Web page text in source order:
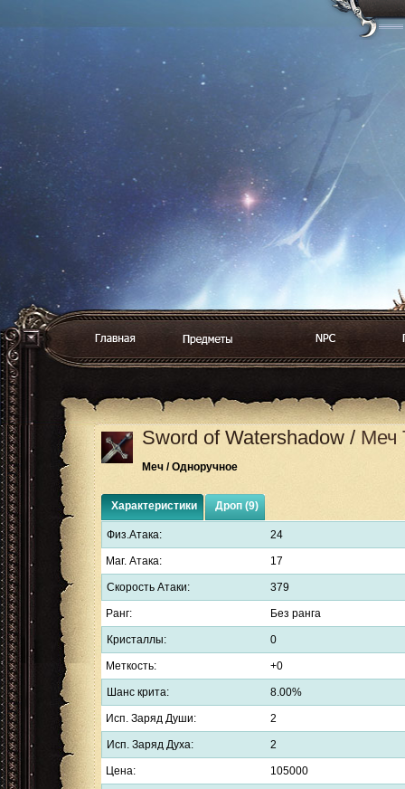
Sword of Watershadow / Меч
Меч / Одноручное
Характеристики Дроп (9)
Физ.Атака: 24
Маг. Атака: 17
Скорость Атаки: 379
Ранг: Без ранга
Кристаллы: 0
Меткость: +0
Шанс крита: 8.00%
Исп. Заряд Души: 2
Исп. Заряд Духа: 2
Цена: 105000